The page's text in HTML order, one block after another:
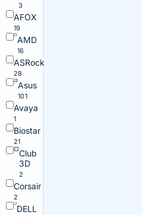
3
AFOX
19
AMD
16
ASRock
28
Asus
101
Avaya
1
Biostar
21
Club
3D
2
Corsair
2
DELL